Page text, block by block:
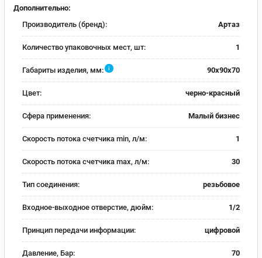
Дополнительно:
Производитель (бренд):
Артаз
Количество упаковочных мест, шт: 1
Габариты изделия, мм: i 90х90х70
Цвет: черно-красный
Сфера применения: Малый бизнес
Скорость потока счетчика min, л/м: 1
Скорость потока счетчика max, л/м: 30
Тип соединения: резьбовое
Входное-выходное отверстие, дюйм: 1/2
Принцип передачи информации: цифровой
Давление, Бар: 70